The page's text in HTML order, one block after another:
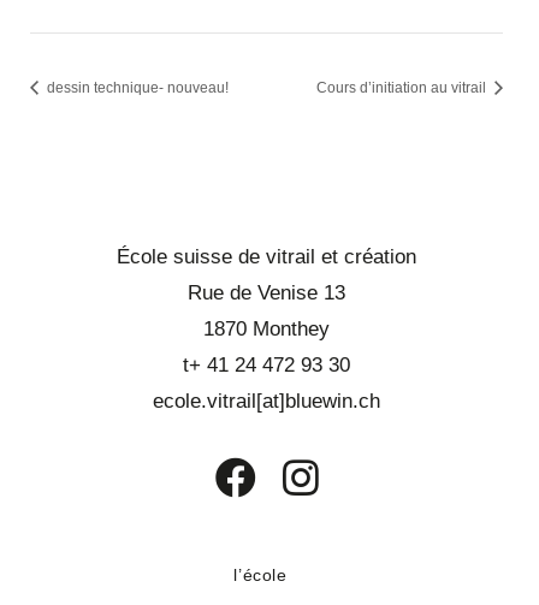
dessin technique- nouveau! Cours d’initiation au vitrail
École suisse de vitrail et création
Rue de Venise 13
1870 Monthey
t+ 41 24 472 93 30
ecole.vitrail[at]bluewin.ch
un
l’école